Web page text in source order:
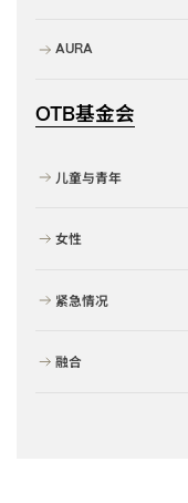
AURA
OTB基金会
儿童与青年
女性
紧急情况
融合